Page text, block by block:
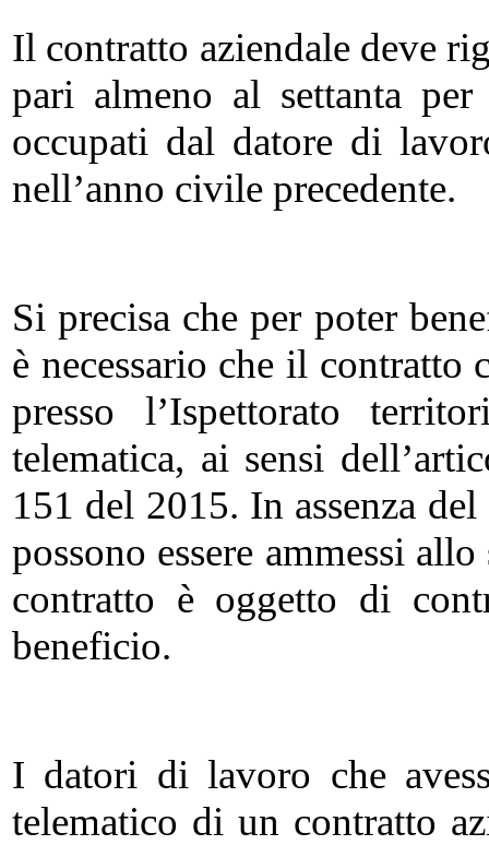
Il contratto aziendale deve
pari almeno al settanta
occupati dal datore di
nell’anno civile precedente.
Si precisa che per poter
è necessario che il contratto
presso l’Ispettorato
telematica, ai sensi
151 del 2015. In assenza
possono essere ammessi
contratto è oggetto di
beneficio.
I datori di lavoro che
telematico di un contratto